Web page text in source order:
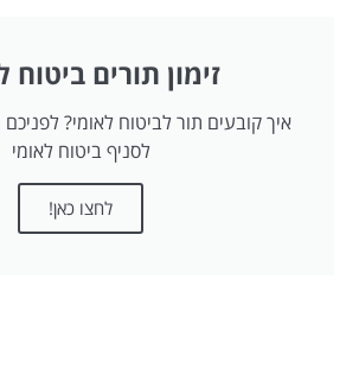
זימון תורים ביטוח
איך קובעים תור לביטוח לאומי?
לסניף ביטוח לאומי
לחצו כאן!